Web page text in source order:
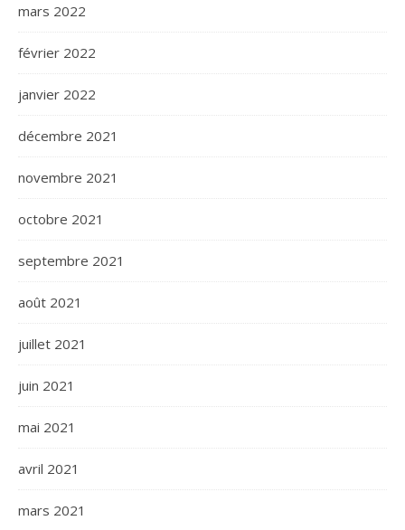
mars 2022
février 2022
janvier 2022
décembre 2021
novembre 2021
octobre 2021
septembre 2021
août 2021
juillet 2021
juin 2021
mai 2021
avril 2021
mars 2021